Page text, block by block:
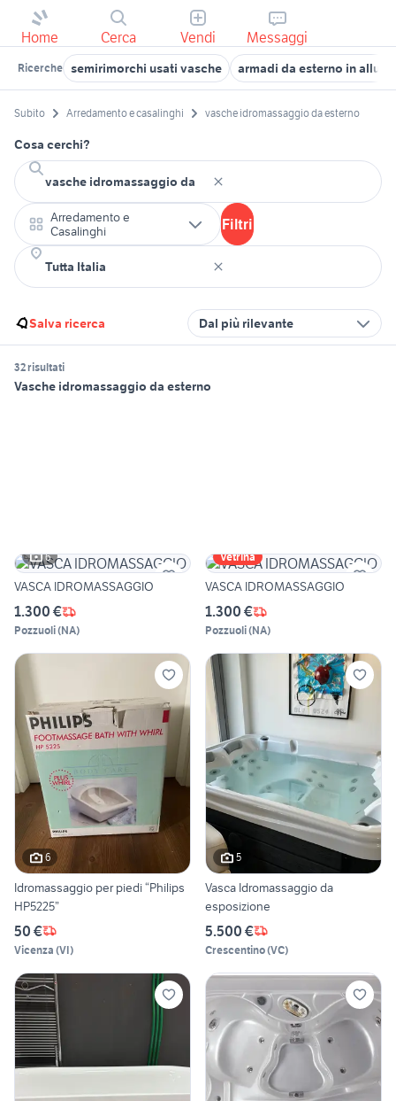
Home Cerca Vendi Messaggi
Ricerche semirimorchi usati vasche armadi da esterno in
Subito Arredamento e casalinghi vasche idromassaggio da esterno
Cosa cerchi?
Arredamento e
Casalinghi
Filtri
Salva ricerca Dal più rilevante
32 risultati
Vasche idromassaggio da esterno
6
VASCA IDROMASSAGGIO
1.300 €
Pozzuoli(NA)
Vetrina
VASCA IDROMASSAGGIO
1.300 €
Pozzuoli(NA)
6
Idromassaggio per piedi “Philips
HP5225”
50 €
Vicenza (VI)
5
Vasca Idromassaggio da
esposizione
5.500 €
Crescentino(VC)